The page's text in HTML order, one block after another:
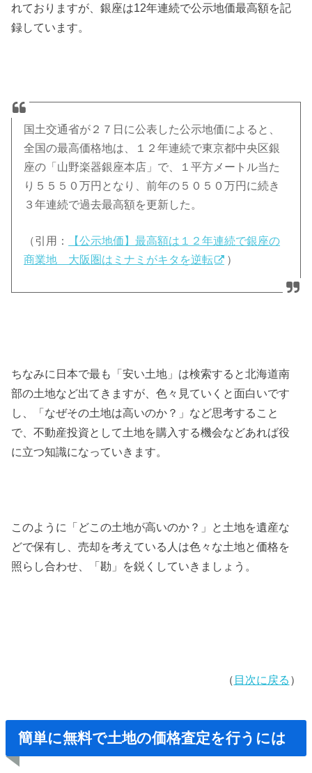
れておりますが、銀座は12年連続で公示地価最高額を記
録しています。
国土交通省が２７日に公表した公示地価によると、
全国の最高価格地は、１２年連続で東京都中央区銀
座の「山野楽器銀座本店」で、１平方メートル当た
り５５５０万円となり、前年の５０５０万円に続き
３年連続で過去最高額を更新した。
（引用：
【公示地価】最高額は１２年連続で銀座の
商業地 大阪圏はミナミがキタを逆転
）
ちなみに日本で最も「安い土地」は検索すると北海道南
部の土地など出てきますが、色々見ていくと面白いです
し、「なぜその土地は高いのか？」など思考すること
で、不動産投資として土地を購入する機会などあれば役
に立つ知識になっていきます。
このように「どこの土地が高いのか？」と土地を遺産な
どで保有し、売却を考えている人は色々な土地と価格を
照らし合わせ、「勘」を鋭くしていきましょう。
（ 目次に戻る ）
簡単に無料で土地の価格査定を行うには